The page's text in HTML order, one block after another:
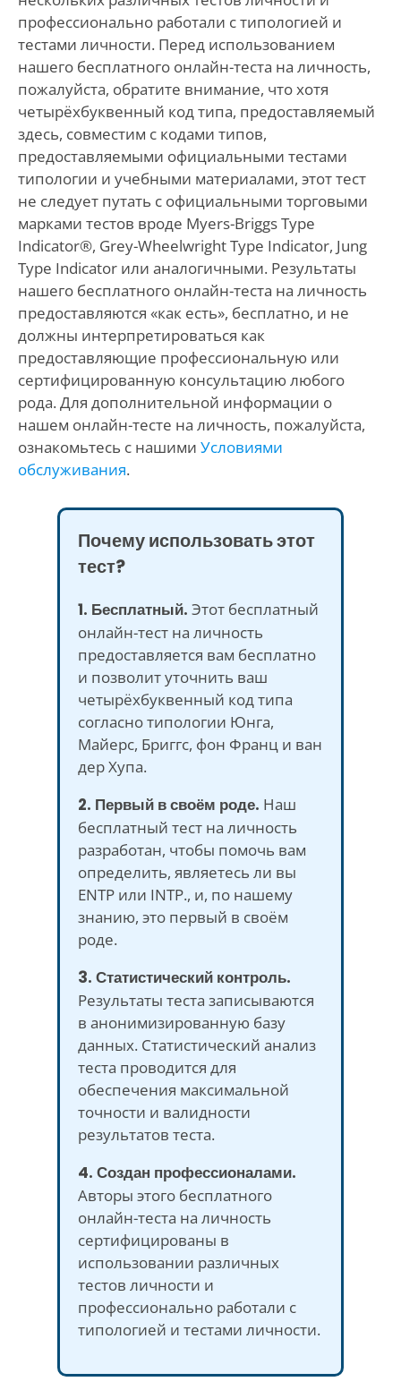
профессионально работали с типологией и
тестами личности. Перед использованием
нашего бесплатного онлайн-теста на личность,
пожалуйста, обратите внимание, что хотя
четырёхбуквенный код типа, предоставляемый
здесь, совместим с кодами типов,
предоставляемыми официальными тестами
типологии и учебными материалами, этот тест
не следует путать с официальными торговыми
марками тестов вроде Myers-Briggs Type
Indicator®, Grey-Wheelwright Type Indicator, Jung
Type Indicator или аналогичными. Результаты
нашего бесплатного онлайн-теста на личность
предоставляются «как есть», бесплатно, и не
должны интерпретироваться как
предоставляющие профессиональную или
сертифицированную консультацию любого
рода. Для дополнительной информации о
нашем онлайн-тесте на личность, пожалуйста,
ознакомьтесь с нашими Условиями
обслуживания.
Почему использовать этот
тест?
1. Бесплатный. Этот бесплатный
онлайн-тест на личность
предоставляется вам бесплатно
и позволит уточнить ваш
четырёхбуквенный код типа
согласно типологии Юнга,
Майерс, Бриггс, фон Франц и ван
дер Хупа.
2. Первый в своём роде. Наш
бесплатный тест на личность
разработан, чтобы помочь вам
определить, являетесь ли вы
ENTP или INTP., и, по нашему
знанию, это первый в своём
роде.
3. Статистический контроль.
Результаты теста записываются
в анонимизированную базу
данных. Статистический анализ
теста проводится для
обеспечения максимальной
точности и валидности
результатов теста.
4. Создан профессионалами.
Авторы этого бесплатного
онлайн-теста на личность
сертифицированы в
использовании различных
тестов личности и
профессионально работали с
типологией и тестами личности.